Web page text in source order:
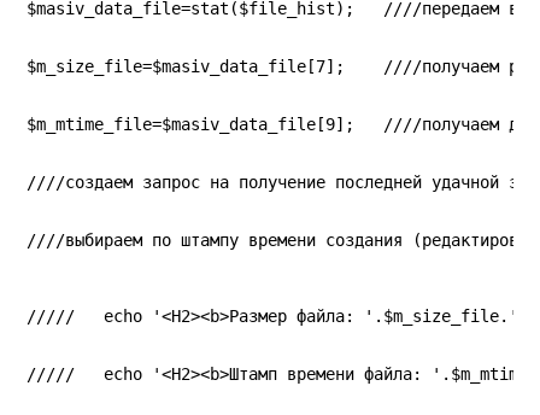
$masiv_data_file=stat($file_hist);   ////передаем в
$m_size_file=$masiv_data_file[7];    ////получаем
$m_mtime_file=$masiv_data_file[9];   ////получаем дату
////создаем запрос на получение последней удачной
////выбираем по штампу времени создания
/////   echo '<H2><b>Размер файла: '.$m_size_file.'</
/////   echo '<H2><b>Штамп времени файла: